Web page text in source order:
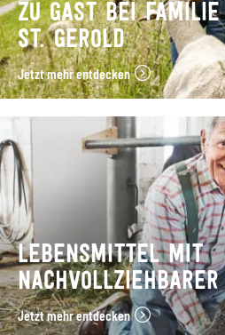
ZU GAST BEI
ST. GEROLD
Jetzt mehr entdecken
LEBENSMITTEL MIT
Jetzt mehr entdecken